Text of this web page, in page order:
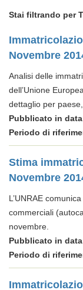
Stai filtrando per
Novembre
Analisi delle
dell’Unione
dettaglio per
Pubblicato in
Periodo di
Stima
Novembre
L’UNRAE
commerciali
novembre.
Pubblicato in
Periodo di